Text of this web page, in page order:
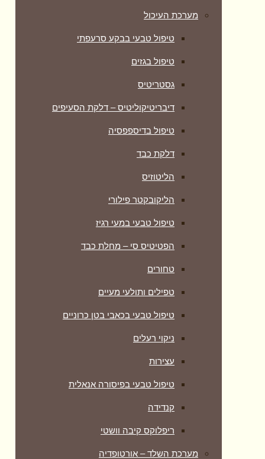
מערכת העיכול
טיפול טבעי בבקע סרעפתי
טיפול בגזים
גסטריטיס
דיבריטיקוליטיס – דלקת הסעיפים
טיפול בדיספפסיה
דלקת כבד
הליטוזיס
הליקובקטר פילורי
טיפול טבעי במעי רגיז
הפטיטיס סי – מחלת כבד
טחורים
טפילים ותולעי מעיים
טיפול טבעי בכאבי בטן כרוניים
ניקוי רעלים
עצירות
טיפול טבעי בפיסורה אנאלית
קנדידה
ריפלוקס קיבה וושטי
מערכת השלד – אורטופדיה